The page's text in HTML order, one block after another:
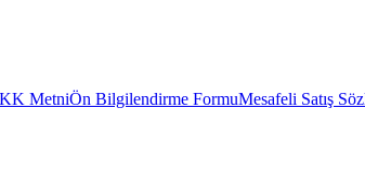
MetniÖn Bilgilendirme FormuMesafeli Satış